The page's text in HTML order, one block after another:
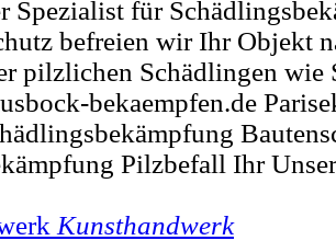
Spezialist für
befreien wir Ihr Objekt
pilzlichen Schädlingen wie
bekaempfen.de
Pilzbefall Ihr
Kunsthandwerk